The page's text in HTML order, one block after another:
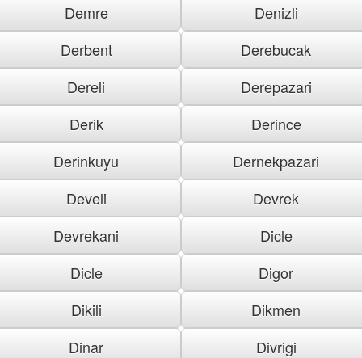
Demre
Denizli
Derbent
Derebucak
Dereli
Derepazari
Derik
Derince
Derinkuyu
Dernekpazari
Develi
Devrek
Devrekani
Dicle
Dicle
Digor
Dikili
Dikmen
Dinar
Divrigi